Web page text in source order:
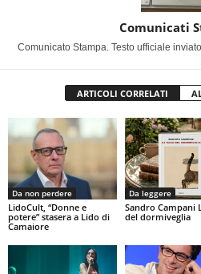
Comunicati
Comunicato Stampa. Testo ufficiale
ARTICOLI CORRELATI
Da non perdere
LidoCult, “Donne e
potere” stasera a Lido di
Camaiore
Da leggere
Sandro Campani
del dormiveglia